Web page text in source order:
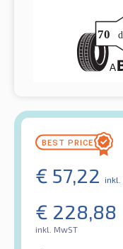
€ 57,22 inkl.
€ 228,88
inkl. MwST